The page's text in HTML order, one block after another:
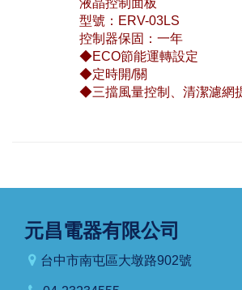
型號：ERV-03LS
控制器保固：一年
◆ECO節能運轉設定
◆定時開/關
◆三擋風量控制、清潔濾網
元昌電器有限公司
台中市南屯區大墩路902號